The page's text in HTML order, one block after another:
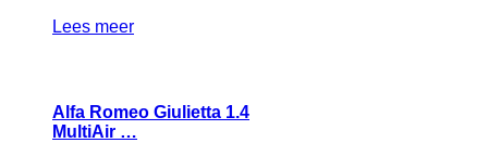
Lees meer
Alfa Romeo Giulietta 1.4
MultiAir …